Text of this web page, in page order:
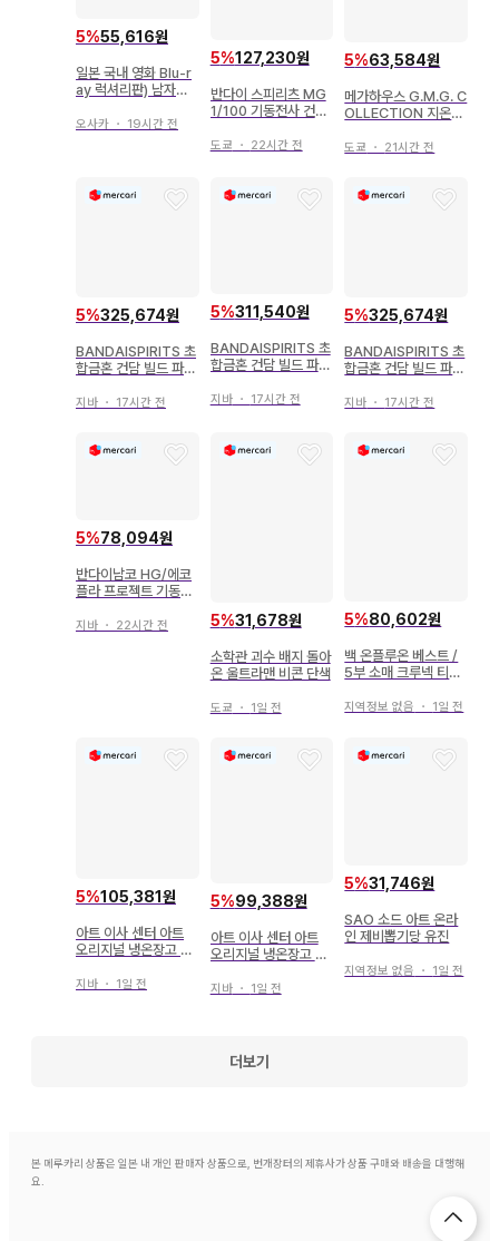
5%55,616원
일본 국내 영화 Blu-r
ay 럭셔리판) 남자란
최초 한정 생산 2매 세
오사카 ・ 19시간 전
5%127,230원
반다이 스피리츠 MG
1/100 기동전사 건담
[크로스 콘트라스트 컬
도쿄 ・ 22시간 전
5%63,584원
메가하우스 G.M.G. C
OLLECTION 지온공
아 노멀 슈트 Ver. 13
도쿄 ・ 21시간 전
5%325,674원
BANDAISPIRITS 초
합금혼 건담 빌드 파이
건담 트라이온3 GX11
지바 ・ 17시간 전
5%311,540원
BANDAISPIRITS 초
합금혼 건담 빌드 파이
건담 트라이온3 GX11
지바・ 17시간 전
5%325,674원
BANDAISPIRITS 초
합금혼 건담 빌드 파이
건담 트라이온3 GX11
지바 ・ 17시간 전
5%78,094원
반다이남코 HG/에코
플라 프로젝트 기동전
건담 에어리얼 리서큘
지바 ・ 22시간 전 5%31,678원
소학관 괴수 배지 돌아
온 울트라맨 비콘 단색
도쿄 ・ 1일 전
5%80,602원
백 온플루온 베스트 /
5부 소매 크루넥 티셔
지역정보 없음 ・ 1일 전
5%105,381원
아트 이사 센터 아트
오리지널 냉온장고 미
지바 ・ 1일 전
5%99,388원
아트 이사 센터 아트
오리지널 냉온장고 미
지바・ 1일 전
5%31,746원
SAO 소드 아트 온라
인 제비뽑기당 유진
지역정보 없음 ・ 1일 전
더보기
본 메루카리 상품은 일본 내 개인 판매자 상품으로, 번개장터의 제휴사가 상품 구매와 배송을 대행해
요.